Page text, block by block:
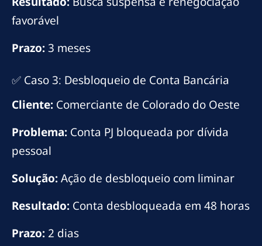
favorável
Prazo:3 meses
✅ Caso 3: Desbloqueio de Conta Bancária
Cliente: Comerciante de Colorado do Oeste
Problema: Conta PJ bloqueada por dívida
pessoal
Solução:Ação de desbloqueio com liminar
Resultado: Conta desbloqueada em 48 horas
Prazo: 2 dias